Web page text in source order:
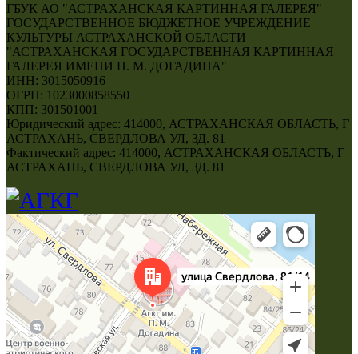
ГБУК АО "АСТРАХАНСКАЯ КАРТИННАЯ ГАЛЕРЕЯ"
ГОСУДАРСТВЕННОЕ БЮДЖЕТНОЕ УЧРЕЖДЕНИЕ
КУЛЬТУРЫ АСТРАХАНСКОЙ ОБЛАСТИ
"АСТРАХАНСКАЯ ГОСУДАРСТВЕННАЯ КАРТИННАЯ
ГАЛЕРЕЯ ИМЕНИ П. М. ДОГАДИНА"
ИНН: 3015050916
ОГРН: 1023000858550
КПП: 301501001
Юридический адрес: 414000, АСТРАХАНСКАЯ ОБЛАСТЬ, Г
АСТРАХАНЬ, СВЕРДЛОВА УЛ, ЗД. 81
Фактический адрес: 414000, АСТРАХАНСКАЯ ОБЛАСТЬ, Г
АСТРАХАНЬ, СВЕРДЛОВА УЛ, ЗД. 81